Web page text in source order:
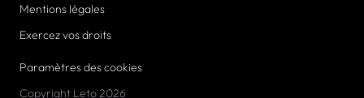
Mentions légales
Exercez vos droits
Paramètres des cookies
Copyright Leto 2026